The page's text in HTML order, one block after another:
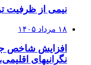
نیمی از ظرفیت
۱۸ مرداد ۱۴۰۵
افزایش شاخص
نگرانیهای